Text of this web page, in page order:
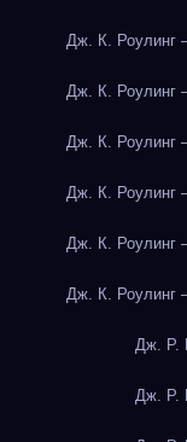
Дж. К. Роулинг
Дж. К. Роулинг
Дж. К. Роулинг
Дж. К. Роулинг
Дж. К. Роулинг
Дж. К. Роулинг
Дж. Р.
Дж. Р.